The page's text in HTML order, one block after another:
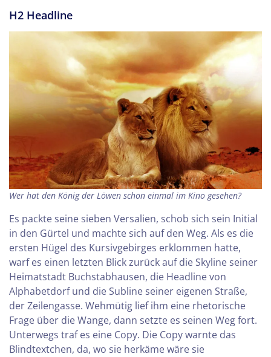
H2 Headline
Wer hat den König der Löwen schon einmal im Kino gesehen?
Es packte seine sieben Versalien, schob sich sein Initial
in den Gürtel und machte sich auf den Weg. Als es die
ersten Hügel des Kursivgebirges erklommen hatte,
warf es einen letzten Blick zurück auf die Skyline seiner
Heimatstadt Buchstabhausen, die Headline von
Alphabetdorf und die Subline seiner eigenen Straße,
der Zeilengasse. Wehmütig lief ihm eine rhetorische
Frage über die Wange, dann setzte es seinen Weg fort.
Unterwegs traf es eine Copy. Die Copy warnte das
Blindtextchen, da, wo sie herkäme wäre sie